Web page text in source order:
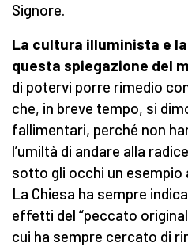
Signore.
La cultura illuminista e
questa spiegazione del
di potervi porre rimedio
che, in breve tempo, si
fallimentari, perché non
l’umiltà di andare alla
sotto gli occhi un
La Chiesa ha sempre
effetti del “peccato
cui ha sempre cercato di